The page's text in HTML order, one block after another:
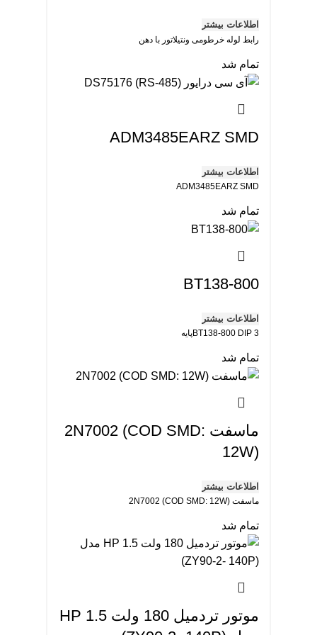
اطلاعات بیشتر
رابط لوله خرطومی ونتیلاتور با دهن
تمام شد
ADM3485EARZ SMD
اطلاعات بیشتر
ADM3485EARZ SMD
تمام شد
BT138-800
اطلاعات بیشتر
BT138-800 DIP 3پایه
تمام شد
ماسفت 2N7002 (COD SMD:
12W)
اطلاعات بیشتر
ماسفت 2N7002 (COD SMD: 12W)
تمام شد
موتور تردمیل 180 ولت 1.5 HP